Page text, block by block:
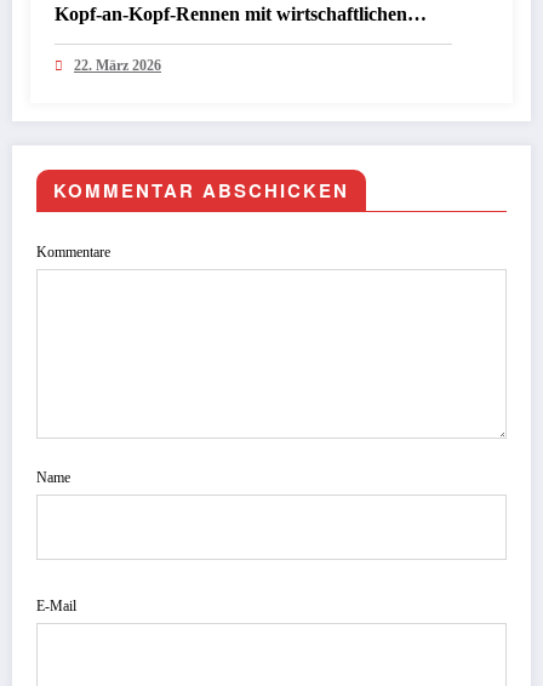
Kopf-an-Kopf-Rennen mit wirtschaftlichen
Folgen für Investoren
22. März 2026
KOMMENTAR ABSCHICKEN
Kommentare
Name
E-Mail